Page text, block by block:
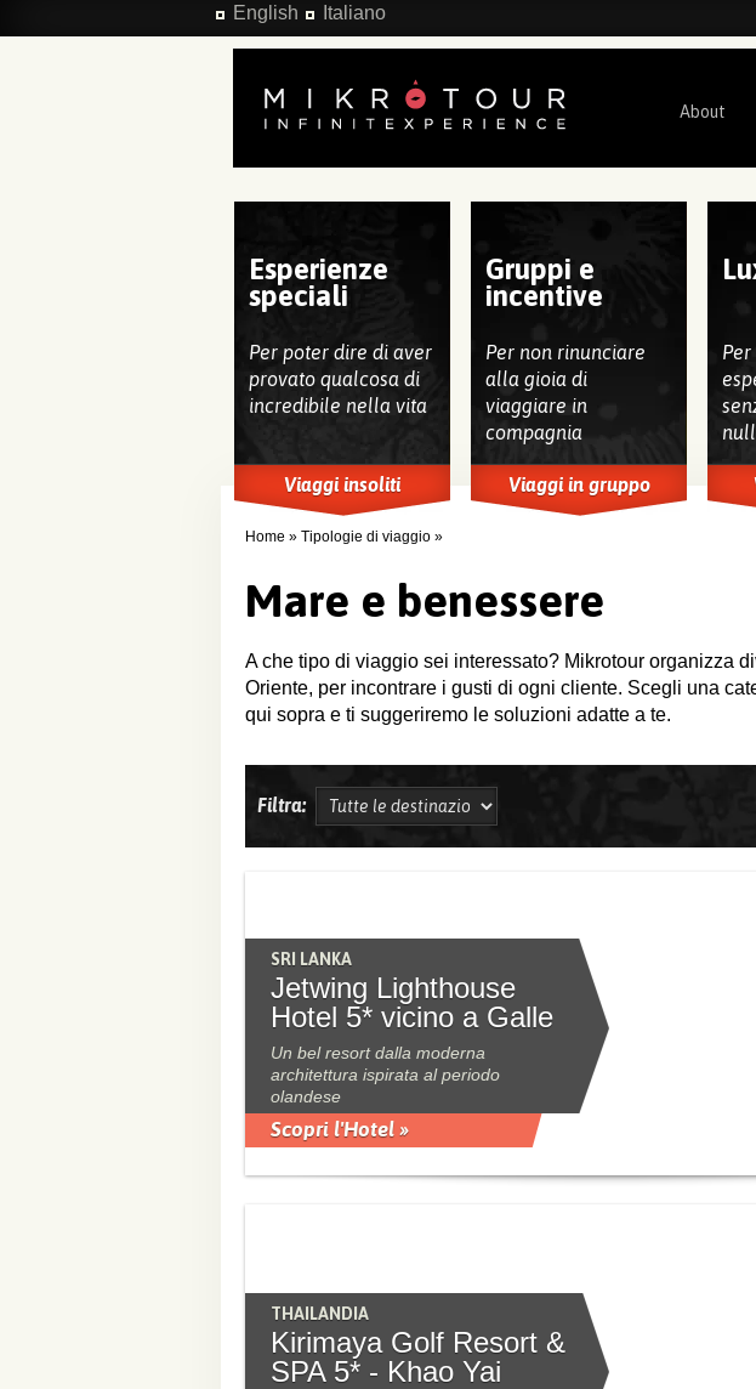
Salta al contenuto principaleEnglish Italiano
About
Home » Tipologie di viaggio »
Esperienze
speciali
Per poter dire di aver
provato qualcosa di
incredibile nella vita
Viaggi insoliti
Gruppi e
incentive
Per non rinunciare
alla gioia di
viaggiare in
compagnia
Viaggi in gruppo
Mare e benessere
A che tipo di viaggio sei interessato? Mikrotour organizza
Oriente, per incontrare i gusti di ogni cliente. Scegli una
qui sopra e ti suggeriremo le soluzioni adatte a te.
Filtra:
SRI LANKA
Jetwing Lighthouse
Hotel 5* vicino a Galle
Un bel resort dalla moderna
architettura ispirata al periodo
olandese
Scopri l'Hotel »
THAILANDIA
Kirimaya Golf Resort &
SPA 5* - Khao Yai